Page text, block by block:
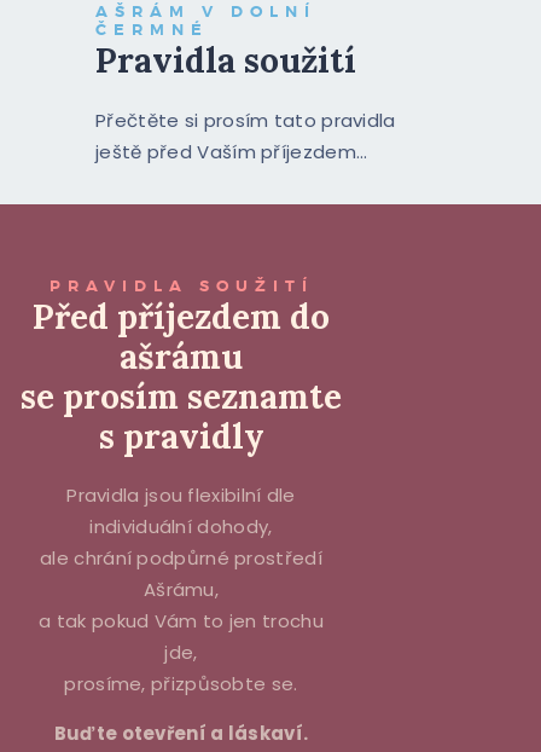
AŠRÁM V DOLNÍ
ČERMNÉ
Pravidla soužití
Přečtěte si prosím tato pravidla
ještě před Vaším příjezdem...
PRAVIDLA SOUŽITÍ
Před příjezdem do
ašrámu
se prosím seznamte
s pravidly
Pravidla jsou flexibilní dle
individuální dohody,
ale chrání podpůrné prostředí
Ašrámu,
a tak pokud Vám to jen trochu
jde,
prosíme, přizpůsobte se.
Buďte otevření a láskaví.